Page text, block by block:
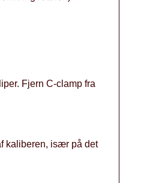
Fjern C-clamp fra
​​kaliberen, især på det